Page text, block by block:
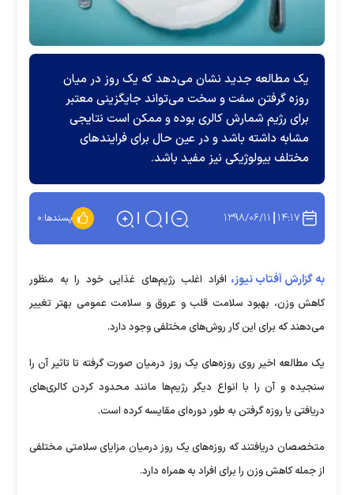
یک مطالعه جدید نشان می‌دهد که یک روز در میان
روزه گرفتن سفت و سخت می‌تواند جایگزینی معتبر
برای رژیم شمارش کالری بوده و ممکن است نتایجی
مشابه داشته باشد و در عین حال برای فرایندهای
مختلف بیولوژیکی نیز مفید باشد.
۱۴:۱۷ ۱۳۹۸/۰۶/۱۱ پسندها:۰
به گزارش آفتاب نیوز، افراد اغلب رژیم‌های غذایی خود را به منظور
کاهش وزن، بهبود سلامت قلب و عروق و سلامت عمومی بهتر تغییر
می‌دهند که برای این کار روش‌های مختلفی وجود دارد.
یک مطالعه اخیر روی روزه‌های یک روز درمیان صورت گرفته تا تاثیر آن را
سنجیده و آن را با انواع دیگر رژیم‌ها مانند محدود کردن کالری‌های
دریافتی یا روزه گرفتن به طور دوره‌ای مقایسه کرده است.
متخصصان دریافتند که روزه‌های یک روز درمیان مزایای سلامتی مختلفی
از جمله کاهش وزن را برای افراد به همراه دارد.